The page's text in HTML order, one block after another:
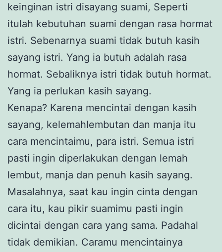
keinginan istri disayang suami, Seperti
itulah kebutuhan suami dengan rasa hormat
istri. Sebenarnya suami tidak butuh kasih
sayang istri. Yang ia butuh adalah rasa
hormat. Sebaliknya istri tidak butuh hormat.
Yang ia perlukan kasih sayang.
Kenapa? Karena mencintai dengan kasih
sayang, kelemahlembutan dan manja itu
cara mencintaimu, para istri. Semua istri
pasti ingin diperlakukan dengan lemah
lembut, manja dan penuh kasih sayang.
Masalahnya, saat kau ingin cinta dengan
cara itu, kau pikir suamimu pasti ingin
dicintai dengan cara yang sama. Padahal
tidak demikian. Caramu mencintainya